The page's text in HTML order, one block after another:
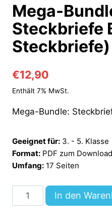
Mega-
Steckbriefe
Steckbriefe)
€12,90
Enthält 7% MwSt.
Mega-Bundle:
Geeignet für: 3. - 5. Klasse
Format: PDF zum
Umfang: 17 Seiten
Mega-
Bundle:
In den